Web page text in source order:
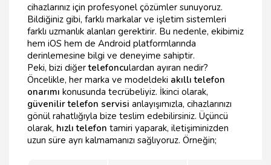
cihazlarınız için profesyonel çözümler sunuyoruz.
Bildiğiniz gibi, farklı markalar ve işletim sistemleri
farklı uzmanlık alanları gerektirir. Bu nedenle, ekibimiz
hem iOS hem de Android platformlarında
derinlemesine bilgi ve deneyime sahiptir.
Peki, bizi diğertelefonculardan ayıran nedir?
Öncelikle, her marka ve modeldeki akıllı telefon
onarımı konusunda tecrübeliyiz. İkinci olarak,
güvenilir telefon servisi anlayışımızla, cihazlarınızı
gönül rahatlığıyla bize teslim edebilirsiniz. Üçüncü
olarak, hızlı telefon tamiri yaparak, iletişiminizden
uzun süre ayrı kalmamanızı sağlıyoruz. Örneğin;